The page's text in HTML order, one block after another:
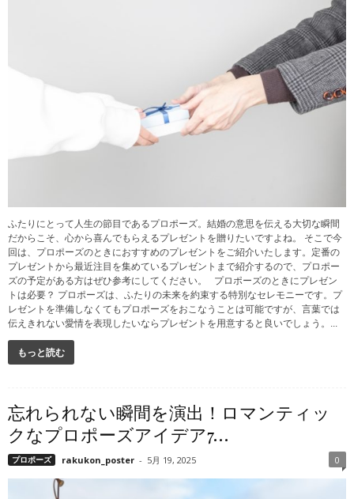
ふたりにとって人生の節目であるプロポーズ。結婚の意思を伝える大切な瞬間
だからこそ、心から喜んでもらえるプレゼントを贈りたいですよね。 そこで今
回は、プロポーズのときにおすすめのプレゼントをご紹介いたします。定番の
プレゼントから最近注目を集めているプレゼントまで紹介するので、プロポー
ズの予定がある方はぜひ参考にしてください。 プロポーズのときにプレゼン
トは必要？ プロポーズは、ふたりの未来を約束する特別なセレモニーです。プ
レゼントを準備しなくてもプロポーズをおこなうことは可能ですが、言葉では
伝えきれない愛情を表現したいならプレゼントを用意すると良いでしょう。...
もっと読む
忘れられない瞬間を演出！ロマンティッ
クなプロポーズアイデア7...
プロポーズ rakukon_poster - 5月 19, 2025 0